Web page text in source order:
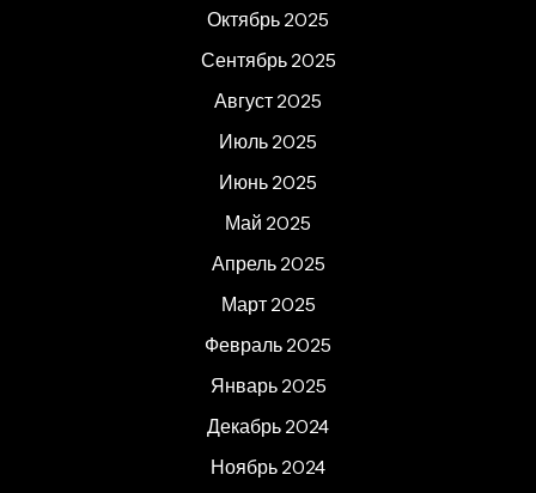
Октябрь 2025
Сентябрь 2025
Август 2025
Июль 2025
Июнь 2025
Май 2025
Апрель 2025
Март 2025
Февраль 2025
Январь 2025
Декабрь 2024
Ноябрь 2024